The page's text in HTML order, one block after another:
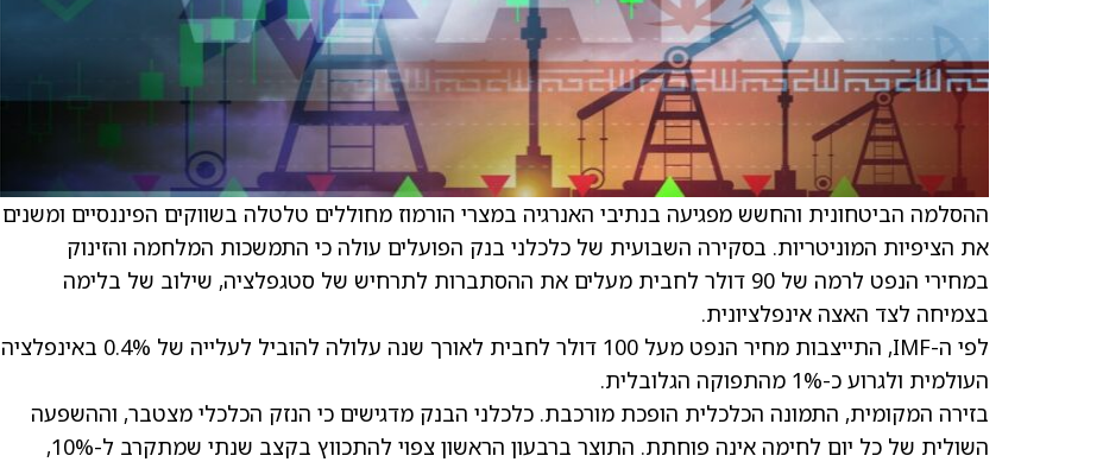
ההסלמה הביטחונית והחשש מפגיעה בנתיבי האנרגיה במצרי הורמוז מחוללים טלטלה בשווקים הפיננסיים ומשנים
את הציפיות המוניטריות. בסקירה השבועית של כלכלני בנק הפועלים עולה כי התמשכות המלחמה והזינוק
במחירי הנפט לרמה של 90 דולר לחבית מעלים את ההסתברות לתרחיש של סטגפלציה, שילוב של בלימה
בצמיחה לצד האצה אינפלציונית.
לפי ה-IMF, התייצבות מחיר הנפט מעל 100 דולר לחבית לאורך שנה עלולה להוביל לעלייה של 0.4% באינפלציה
העולמית ולגרוע כ-1% מהתפוקה הגלובלית.
בזירה המקומית, התמונה הכלכלית הופכת מורכבת. כלכלני הבנק מדגישים כי הנזק הכלכלי מצטבר, וההשפעה
השולית של כל יום לחימה אינה פוחתת. התוצר ברבעון הראשון צפוי להתכווץ בקצב שנתי שמתקרב ל-10%,